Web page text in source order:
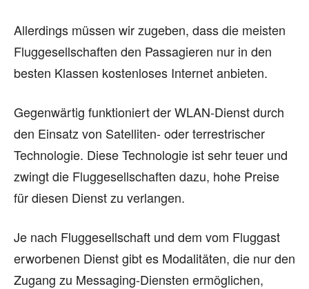
Allerdings müssen wir zugeben, dass die meisten
Fluggesellschaften den Passagieren nur in den
besten Klassen kostenloses Internet anbieten.
Gegenwärtig funktioniert der WLAN-Dienst durch
den Einsatz von Satelliten- oder terrestrischer
Technologie. Diese Technologie ist sehr teuer und
zwingt die Fluggesellschaften dazu, hohe Preise
für diesen Dienst zu verlangen.
Je nach Fluggesellschaft und dem vom Fluggast
erworbenen Dienst gibt es Modalitäten, die nur den
Zugang zu Messaging-Diensten ermöglichen,